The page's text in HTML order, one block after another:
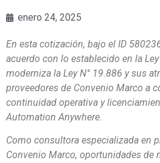
enero 24, 2025
En esta cotización, bajo el ID
acuerdo con lo establecido en la
moderniza la Ley N° 19.886 y sus
proveedores de Convenio Marco a
continuidad operativa y
Automation Anywhere.
Como consultora especializada en
Convenio Marco, oportunidades de